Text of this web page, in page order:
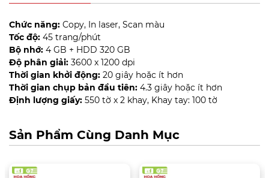
Chức năng: Copy, In laser, Scan màu
Tốc độ: 45 trang/phút
Bộ nhớ: 4 GB + HDD 320 GB
Độ phân giải: 3600 x 1200 dpi
Thời gian khởi động: 20 giây hoặc ít hơn
Thời gian chụp bản đầu tiên: 4.3 giây hoặc ít hơn
Định lượng giấy: 550 tờ x 2 khay, Khay tay: 100 tờ
Sản Phẩm Cùng Danh Mục